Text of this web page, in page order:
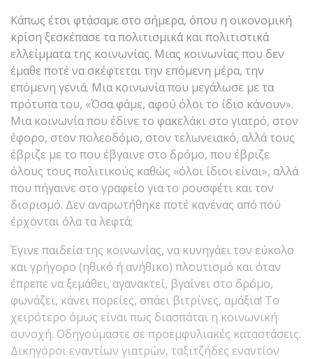
Κάπως έτσι φτάσαμε στο σήμερα, όπου η οικονομική
κρίση ξεσκέπασε τα πολιτισμικά και πολιτιστικά
ελλείμματα της κοινωνίας. Μιας κοινωνίας που δεν
έμαθε ποτέ να σκέφτεται την επόμενη μέρα, την
επόμενη γενιά. Μια κοινωνία που μεγάλωσε με τα
πρότυπα του, «Όσα φάμε, αφού όλοι το ίδιο κάνουν».
Μια κοινωνία που έδινε το φακελάκι στο γιατρό, στον
έφορο, στον πολεοδόμο, στον τελωνειακό, αλλά τους
έβριζε με το που έβγαινε στο δρόμο, που έβριζε
όλους τους πολιτικούς καθώς «όλοι ίδιοι είναι», αλλά
που πήγαινε στο γραφείο για το ρουσφέτι και τον
διορισμό. Δεν αναρωτήθηκε ποτέ κανένας από πού
έρχονται όλα τα λεφτά;
Έγινε παιδεία της κοινωνίας, να κυνηγάει τον εύκολο
και γρήγορο (ηθικό ή ανήθικο) πλουτισμό και όταν
έπρεπε να ξεμάθει, αγανακτεί, βγαίνει στο δρόμο,
φωνάζει, κάνει πορείες, σπάει βιτρίνες, αμάξια! Το
χειρότερο όμως είναι πως διασπάται η κοινωνική
συνοχή. Οδηγούμαστε σε προεμφυλιακές καταστάσεις.
Δικηγόροι εναντίων γιατρών, ταξιτζήδες εναντίον